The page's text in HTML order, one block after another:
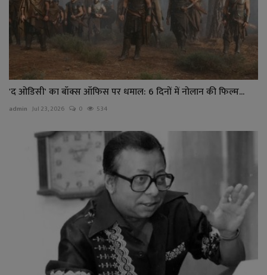
'द ओडिसी' का बॉक्स ऑफिस पर धमाल: 6 दिनों में नोलान की फिल्म...
admin Jul 23, 2026 0 534